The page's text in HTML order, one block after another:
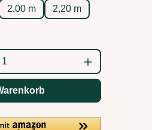
2,00 m
2,20 m
den gewünschten